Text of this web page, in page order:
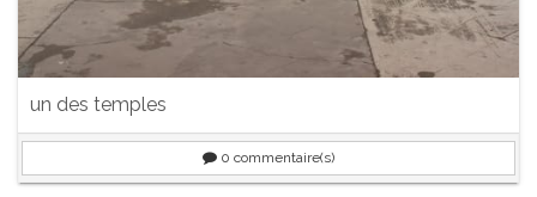
un des temples
0 commentaire(s)